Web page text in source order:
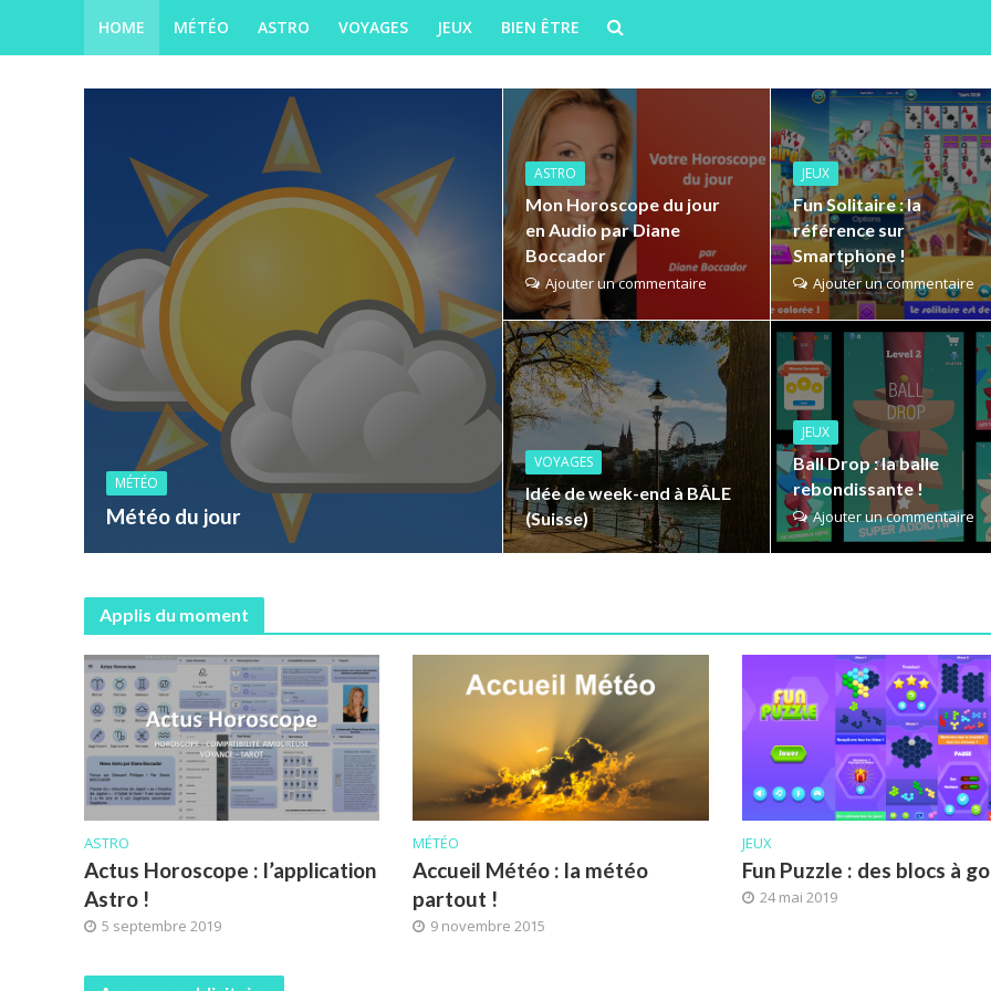
HOME MÉTÉO ASTRO VOYAGES JEUX BIEN ÊTRE
MÉTÉO
Météo du jour
ASTRO
Mon Horoscope du jour
en Audio par Diane
Boccador
Ajouter un commentaire
VOYAGES
Idée de week-end à BÂLE
(Suisse)
JEUX
Fun Solitaire : la
référence sur
Smartphone !
Ajouter un commentaire
JEUX
Ball Drop : la balle
rebondissante !
Ajouter un commentaire
Applis du moment
ASTRO
Actus Horoscope : l’application
Astro !
5 septembre 2019
MÉTÉO
Accueil Météo : la météo
partout !
9 novembre 2015
JEUX
Fun Puzzle : des blocs à
24 mai 2019